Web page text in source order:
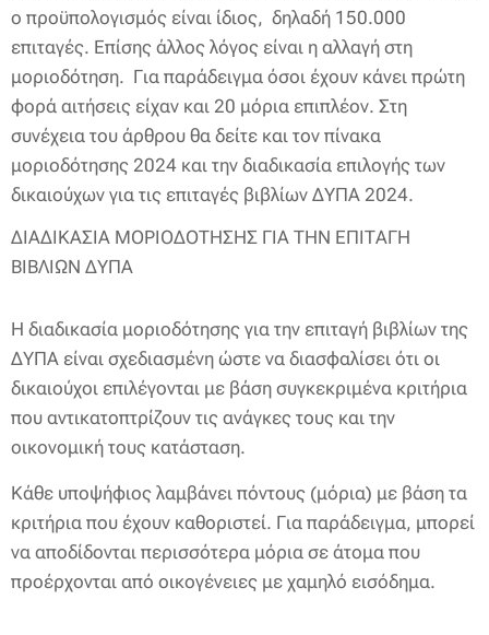
ο προϋπολογισμός είναι ίδιος, δηλαδή 150.000
επιταγές. Επίσης άλλος λόγος είναι η αλλαγή στη
μοριοδότηση. Για παράδειγμα όσοι έχουν κάνει πρώτη
φορά αιτήσεις είχαν και 20 μόρια επιπλέον. Στη
συνέχεια του άρθρου θα δείτε και τον πίνακα
μοριοδότησης 2024 και την διαδικασία επιλογής των
δικαιούχων για τις επιταγές βιβλίων ΔΥΠΑ 2024.
ΔΙΑΔΙΚΑΣΙΑ ΜΟΡΙΟΔΟΤΗΣΗΣ ΓΙΑ ΤΗΝ ΕΠΙΤΑΓΗ
ΒΙΒΛΙΩΝ ΔΥΠΑ
Η διαδικασία μοριοδότησης για την επιταγή βιβλίων της
ΔΥΠΑ είναι σχεδιασμένη ώστε να διασφαλίσει ότι οι
δικαιούχοι επιλέγονται με βάση συγκεκριμένα κριτήρια
που αντικατοπτρίζουν τις ανάγκες τους και την
οικονομική τους κατάσταση.
Κάθε υποψήφιος λαμβάνει πόντους (μόρια) με βάση τα
κριτήρια που έχουν καθοριστεί. Για παράδειγμα, μπορεί
να αποδίδονται περισσότερα μόρια σε άτομα που
προέρχονται από οικογένειες με χαμηλό εισόδημα.